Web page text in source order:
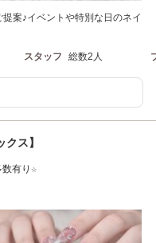
案♪イベントや特別な日のネイ
スタッフ 総数2人
ス】
有り☆